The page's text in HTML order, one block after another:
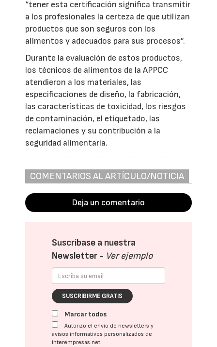
“tener esta certificación significa transmitir
a los profesionales la certeza de que utilizan
productos que son seguros con los
alimentos y adecuados para sus procesos”.
Durante la evaluación de estos productos,
los técnicos de alimentos de la APPCC
atendieron a los materiales, las
especificaciones de diseño, la fabricación,
las características de toxicidad, los riesgos
de contaminación, el etiquetado, las
reclamaciones y su contribución a la
seguridad alimentaria.
COMENTARIOS AL ARTÍCULO/NOTICIA
Deja un comentario
Suscríbase a nuestra
Newsletter - Ver ejemplo
SUSCRIBIRME GRATIS
Marcar todos
Autorizo el envío de newsletters y
avisos informativos personalizados de
interempresas.net